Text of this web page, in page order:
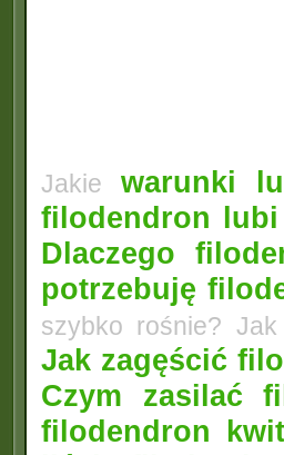
Jakie warunki
filodendron lubi
Dlaczego
potrzebuję
szybko rośnie?
Jak zagęścić
Czym zasilać
filodendron